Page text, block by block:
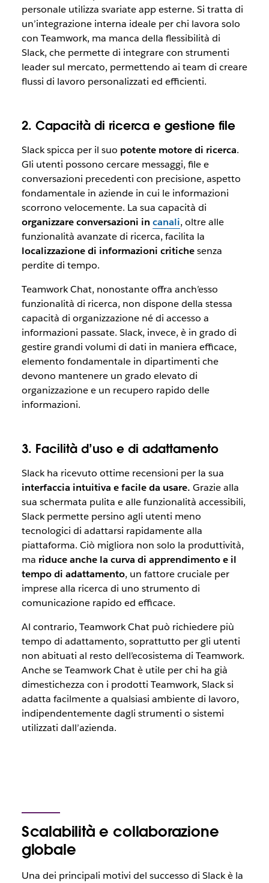
personale utilizza svariate app esterne. Si tratta di
un’integrazione interna ideale per chi lavora solo
con Teamwork, ma manca della flessibilità di
Slack, che permette di integrare con strumenti
leader sul mercato, permettendo ai team di creare
flussi di lavoro personalizzati ed efficienti.
2. Capacità di ricerca e gestione file
Slack spicca per il suo potente motore di ricerca.
Gli utenti possono cercare messaggi, file e
conversazioni precedenti con precisione, aspetto
fondamentale in aziende in cui le informazioni
scorrono velocemente. La sua capacità di
organizzare conversazioni in canali, oltre alle
funzionalità avanzate di ricerca, facilita la
localizzazione di informazioni critichesenza
perdite di tempo.
Teamwork Chat, nonostante offra anch’esso
funzionalità di ricerca, non dispone della stessa
capacità di organizzazione né di accesso a
informazioni passate. Slack, invece, è in grado di
gestire grandi volumi di dati in maniera efficace,
elemento fondamentale in dipartimenti che
devono mantenere un grado elevato di
organizzazione e un recupero rapido delle
informazioni.
3. Facilità d’uso e di adattamento
Slack ha ricevuto ottime recensioni per la sua
interfaccia intuitiva e facile da usare. Grazie alla
sua schermata pulita e alle funzionalità accessibili,
Slack permette persino agli utenti meno
tecnologici di adattarsi rapidamente alla
piattaforma. Ciò migliora non solo la produttività,
ma riduce anche la curva di apprendimento e il
tempo di adattamento, un fattore cruciale per
imprese alla ricerca di uno strumento di
comunicazione rapido ed efficace.
Al contrario, Teamwork Chat può richiedere più
tempo di adattamento, soprattutto per gli utenti
non abituati al resto dell’ecosistema di Teamwork.
Anche se Teamwork Chat è utile per chi ha già
dimestichezza con i prodotti Teamwork, Slack si
adatta facilmente a qualsiasi ambiente di lavoro,
indipendentemente dagli strumenti o sistemi
utilizzati dall’azienda.
Scalabilità e collaborazione
globale
Una dei principali motivi del successo di Slack è la